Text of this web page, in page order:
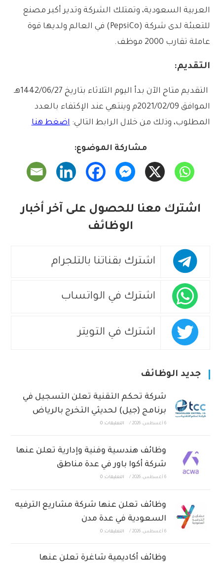
العربية السعودية، وتمتلك الشركة وتدير أكبر مصنع
للتعبئة لدى شركة (PepsiCo) في العالم ولديها قوة
عاملة تقارب 2000 موظف.
التقديم:
التقديم متاح الآن بدأ اليوم الثلاثاء بتاريخ 1442/06/27هـ
الموافق 2021/02/09م وينتهي عند الإكتفاء بالعدد
المطلوب، وذلك من خلال الرابط التالي: اضغط هنا
مشاركة الموضوع:
اشترك معنا للحصول على آخر أخبار
الوظائف
اشترك بقناتنا بالتلجرام
اشترك في الواتساب
اشترك في التويتر
جديد الوظائف
شركة تحكم التقنية تعلن التسجيل في
برنامج (جيل) لحديثي التخرج بالرياض
6 أغسطس، 2026 / التعليقات: 0
وظائف هندسية وفنية وإدارية تعلن عنها
شركة أكوا باور في عدة مناطق
6 أغسطس، 2026 / التعليقات: 0
وظائف تعلن عنها شركة مشاريع الترفيه
السعودية في عدة مدن
6 أغسطس، 2026 / التعليقات: 0
وظائف أكاديمية شاغرة تعلن عنها